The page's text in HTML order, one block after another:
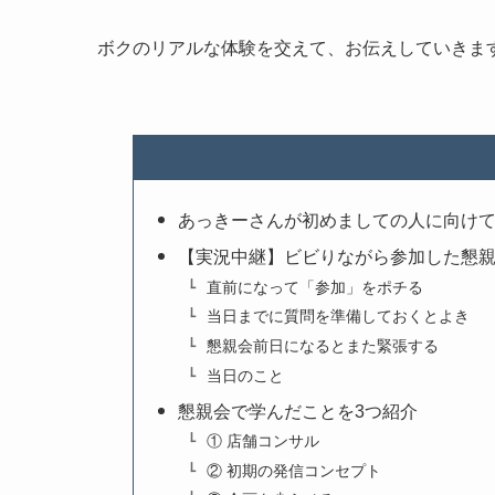
ボクのリアルな体験を交えて、お伝えしていきま
あっきーさんが初めましての人に向けて
【実況中継】ビビりながら参加した懇
直前になって「参加」をポチる
当日までに質問を準備しておくとよき
懇親会前日になるとまた緊張する
当日のこと
懇親会で学んだことを3つ紹介
① 店舗コンサル
② 初期の発信コンセプト